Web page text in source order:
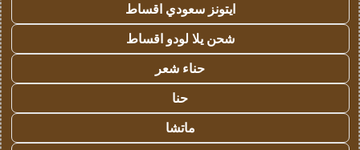
ايتونز سعودي اقساط
شحن يلا لودو اقساط
حناء شعر
حنا
ماتشا